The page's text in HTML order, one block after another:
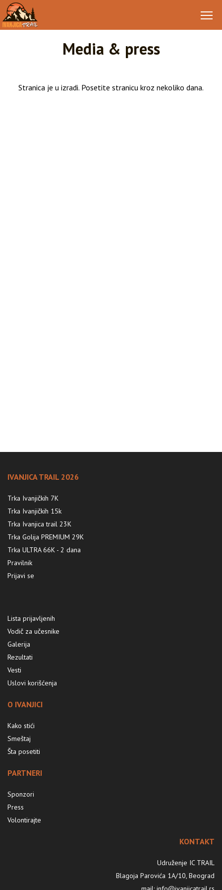
Media & press
Stranica je u izradi. Posetite stranicu kroz nekoliko dana.
IVANJICA TRAIL 2026
Trka Ivanjičkih 7K
Trka Ivanjičkih 15k
Trka Ivanjica trail 23K
Trka Golija PREMIUM 29K
Trka ULTRA 66K - 2 dana
Pravilnik
Prijavi se
Lista prijavljenih
Vodič za učesnike
Galerija
Rezultati
Vesti
Uslovi korišćenja
O IVANJICI
Kako stići
Smeštaj
Šta posetiti
PARTNERI
Sponzori
Press
Volontirajte
KONTAKT
Udruženje IC TRAIL
Blagoja Parovića 1A/10, Beograd